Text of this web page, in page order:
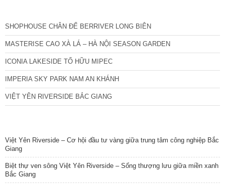
SHOPHOUSE CHÂN ĐẾ BERRIVER LONG BIÊN
MASTERISE CAO XÀ LÁ – HÀ NỘI SEASON GARDEN
ICONIA LAKESIDE TỐ HỮU MIPEC
IMPERIA SKY PARK NAM AN KHÁNH
VIỆT YÊN RIVERSIDE BẮC GIANG
Việt Yên Riverside – Cơ hội đầu tư vàng giữa trung tâm công nghiệp Bắc
Giang
Biệt thự ven sông Việt Yên Riverside – Sống thượng lưu giữa miền xanh
Bắc Giang